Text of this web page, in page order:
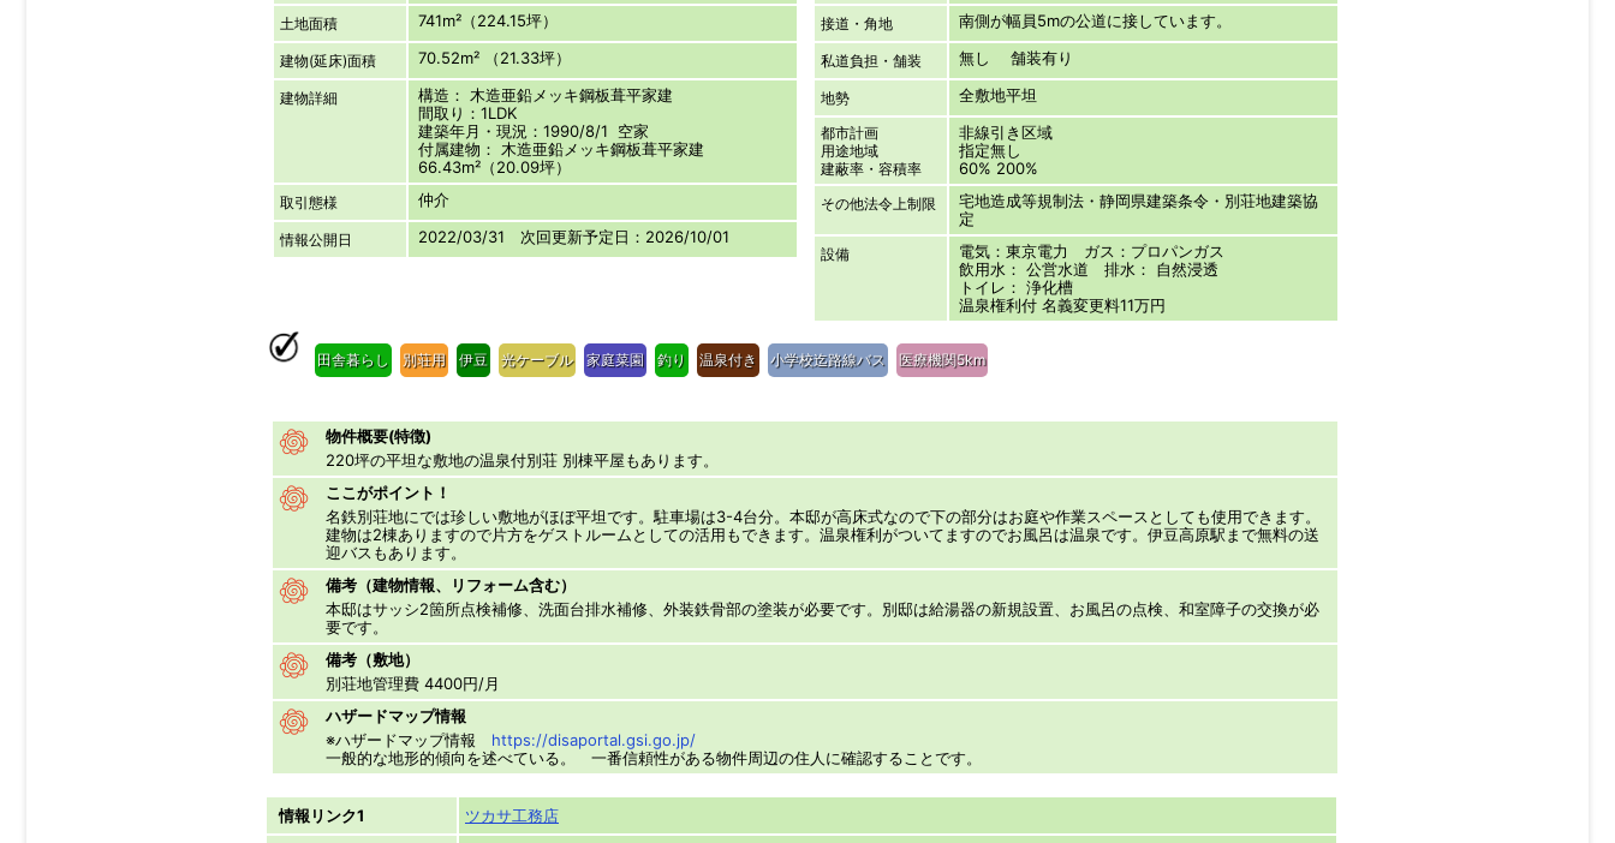
土地面積 741m²（224.15坪）
建物(延床)面積 70.52m² （21.33坪）
建物詳細
構造： 木造亜鉛メッキ鋼板葺平家建
間取り：1LDK
建築年月・現況：1990/8/1 空家
付属建物： 木造亜鉛メッキ鋼板葺平家建
66.43m²（20.09坪）
取引態様 仲介
情報公開日 2022/03/31 次回更新予定日：2026/10/01
接道・角地 南側が幅員5mの公道に接しています。
私道負担・舗装 無し 舗装有り
地勢 全敷地平坦
都市計画
用途地域
建蔽率・容積率
非線引き区域
指定無し
60% 200%
その他法令上制限
宅地造成等規制法・静岡県建築条令・別荘地建築協
定
設備
電気：東京電力 ガス：プロパンガス
飲用水： 公営水道 排水： 自然浸透
トイレ： 浄化槽
温泉権利付 名義変更料11万円
田舎暮らし 別荘用 伊豆 光ケーブル 家庭菜園 釣り 温泉付き 小学校迄路線バス 医療機関5km
物件概要(特徴)
220坪の平坦な敷地の温泉付別荘 別棟平屋もあります。
ここがポイント！
名鉄別荘地にでは珍しい敷地がほぼ平坦です。駐車場は3-4台分。本邸が高床式なので下の部分はお庭や作業スペースとしても使用できます。
建物は2棟ありますので片方をゲストルームとしての活用もできます。温泉権利がついてますのでお風呂は温泉です。伊豆高原駅まで無料の送
迎バスもあります。
備考（建物情報、リフォーム含む）
本邸はサッシ2箇所点検補修、洗面台排水補修、外装鉄骨部の塗装が必要です。別邸は給湯器の新規設置、お風呂の点検、和室障子の交換が必
要です。
備考（敷地）
別荘地管理費 4400円/月
ハザードマップ情報
※ハザードマップ情報 https://disaportal.gsi.go.jp/
一般的な地形的傾向を述べている。 一番信頼性がある物件周辺の住人に確認することです。
情報リンク1
ツカサ工務店